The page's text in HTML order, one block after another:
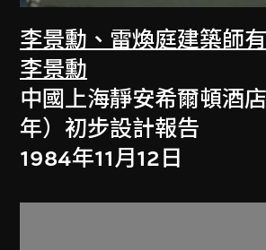
李景勳、雷煥庭建築師
李景勳
中國上海靜安希爾頓酒
年）初步設計報告
1984年11月12日